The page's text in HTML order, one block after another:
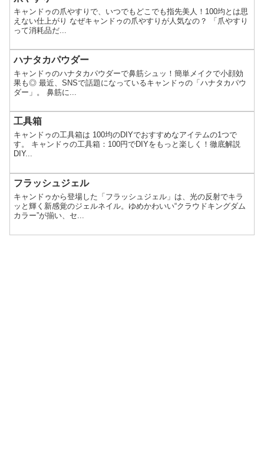
キャンドゥの爪やすりで、いつでもどこでも指先美人！100均とは思
えない仕上がり なぜキャンドゥの爪やすりが人気なの？ 「爪やすり
って消耗品だ...
ハナタカパウダー
キャンドゥのハナタカパウダーで鼻筋シュッ！簡単メイクで小顔効
果も◎ 最近、SNSで話題になっているキャンドゥの「ハナタカパウ
ダー」。 鼻筋に...
工具箱
キャンドゥの工具箱は 100均のDIYでおすすめなアイテムの1つで
す。 キャンドゥの工具箱：100円でDIYをもっと楽しく！徹底解説
DIY...
フラッシュジェル
キャンドゥから登場した「フラッシュジェル」は、光の反射でキラ
ッと輝く新感覚のジェルネイル。ゆめかわいい“クラウドキングダム
カラー”が揃い、セ...